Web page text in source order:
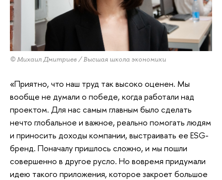
© Михаил Дмитриев / Высшая школа экономики
«Приятно, что наш труд так высоко оценен. Мы
вообще не думали о победе, когда работали над
проектом. Для нас самым главным было сделать
нечто глобальное и важное, реально помогать людям
и приносить доходы компании, выстраивать ее ESG-
бренд. Поначалу пришлось сложно, и мы пошли
совершенно в другое русло. Но вовремя придумали
идею такого приложения, которое закроет большое